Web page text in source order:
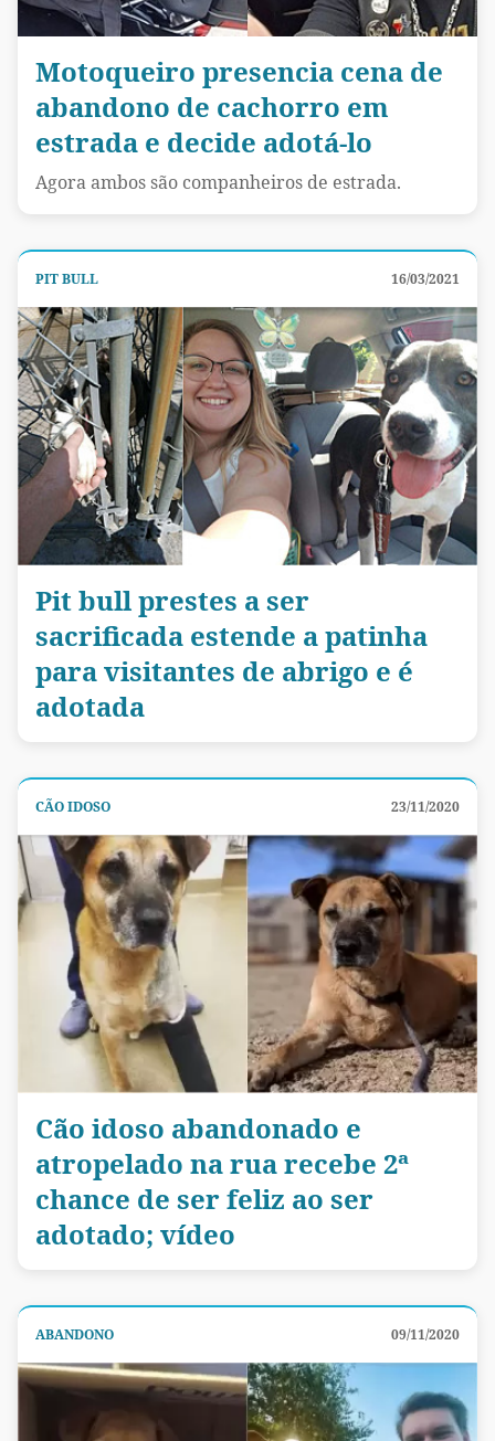
Motoqueiro presencia cena de
abandono de cachorro em
estrada e decide adotá-lo
Agora ambos são companheiros de estrada.
PIT BULL 16/03/2021
Pit bull prestes a ser
sacrificada estende a patinha
para visitantes de abrigo e é
adotada
CÃO IDOSO 23/11/2020
Cão idoso abandonado e
atropelado na rua recebe 2ª
chance de ser feliz ao ser
adotado; vídeo
ABANDONO 09/11/2020